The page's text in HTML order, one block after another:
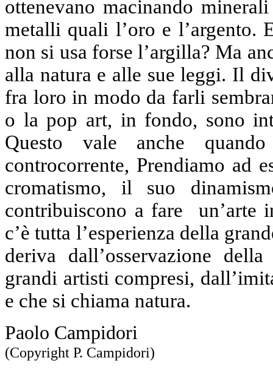
ottenevano macinando
metalli quali l’oro e l’argento.
non si usa forse l’argilla? Ma
alla natura e alle sue leggi. Il
fra loro in modo da farli
o la pop art, in fondo, sono
Questo vale anche
controcorrente, Prendiamo ad
cromatismo, il suo
contribuiscono a fare un’arte
c’è tutta l’esperienza della
deriva dall’osservazione
grandi artisti compresi,
e che si chiama natura.
Paolo Campidori
(Copyright P. Campidori)